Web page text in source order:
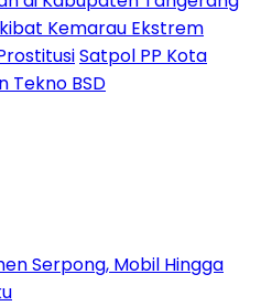
Kemarau Ekstrem
Satpol PP Kota
Tekno BSD
Serpong, Mobil Hingga